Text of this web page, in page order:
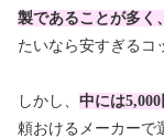
製であることが多く
たいなら安すぎるコ
しかし、 中には
頼おけるメーカーで